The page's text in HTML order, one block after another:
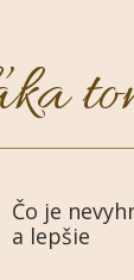
Čo je
a lepšie